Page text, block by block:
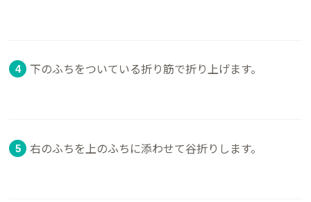
下のふちをついている折り筋で折り上げます。
右のふちを上のふちに添わせて谷折りします。